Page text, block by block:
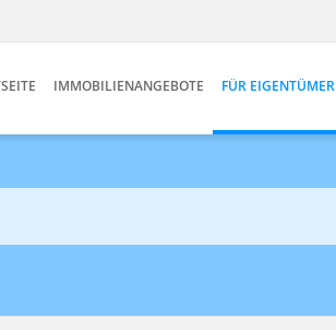
IMMOBILIENANGEBOTE FÜR EIGENTÜMER